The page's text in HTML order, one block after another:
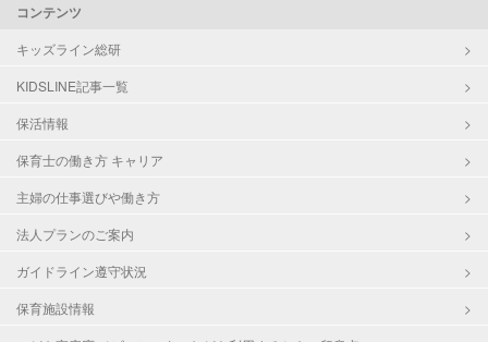
コンテンツ
キッズライン総研
KIDSLINE記事一覧
保活情報
保育士の働き方 キャリア
主婦の仕事選びや働き方
法人プランのご案内
ガイドライン遵守状況
保育施設情報